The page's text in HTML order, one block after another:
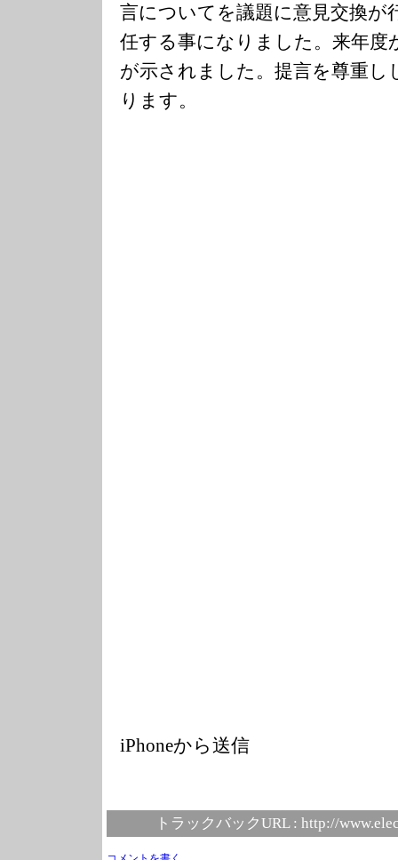
言についてを議題に意見交換が
任する事になりました。来年度
が示されました。提言を尊重し
ります。
iPhoneから送信
トラックバックURL : http://